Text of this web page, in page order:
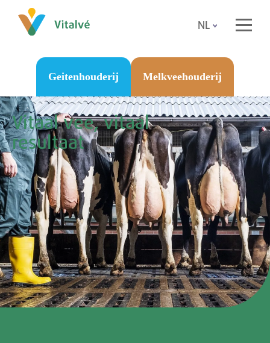
NL
Geitenhouderij Melkveehouderij
Vitaal vee, vitaal
resultaat